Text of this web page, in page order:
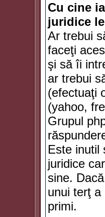
Cu cine
juridice
Ar trebui
faceţi
şi să îi
ar trebui
(efectuaţi
(yahoo,
Grupul
Este inutil
juridice
sine.
unui terţ a
primi.